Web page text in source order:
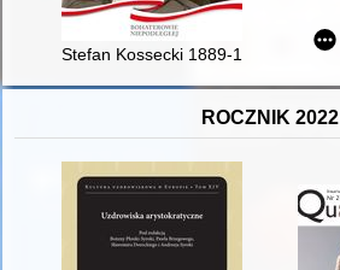
Stefan Kossecki 1889-1940?
ROCZNIK 2022